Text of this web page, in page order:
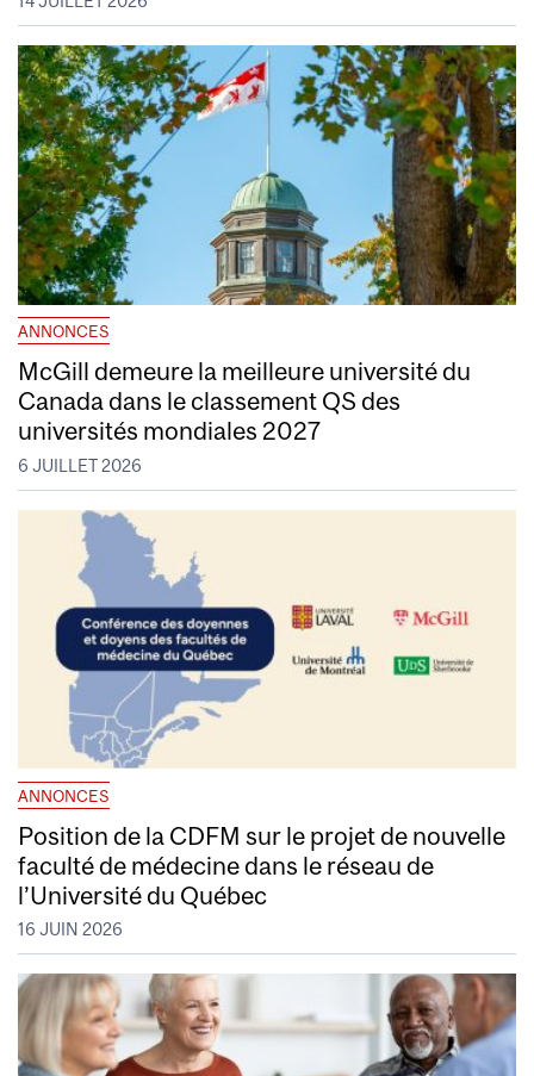
ANNONCES
McGill demeure la meilleure université du
Canada dans le classement QS des
universités mondiales 2027
6 JUILLET 2026
ANNONCES
Position de la CDFM sur le projet de nouvelle
faculté de médecine dans le réseau de
l’Université du Québec
16 JUIN 2026